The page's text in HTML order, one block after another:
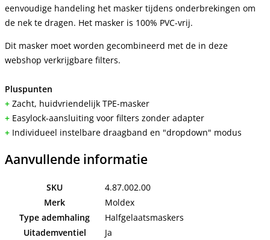
eenvoudige handeling het masker tijdens onderbrekingen om
de nek te dragen. Het masker is 100% PVC-vrij.
Dit masker moet worden gecombineerd met de in deze
webshop verkrijgbare filters.
Pluspunten
+ Zacht, huidvriendelijk TPE-masker
+ Easylock-aansluiting voor filters zonder adapter
+ Individueel instelbare draagband en "dropdown" modus
Aanvullende informatie
SKU
4.87.002.00
Merk
Moldex
Type ademhaling
Halfgelaatsmaskers
Uitademventiel
Ja